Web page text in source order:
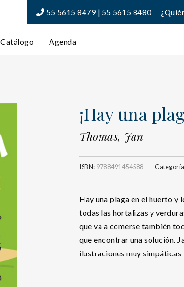
55 5615 8479 | 55 5615 8480
Catálogo Agenda
¡Hay una
Thomas, Jan
ISBN: 9788491454588
Hay una plaga en el huerto y
todas las hortalizas y
que va a comerse también
que encontrar una solución.
ilustraciones muy